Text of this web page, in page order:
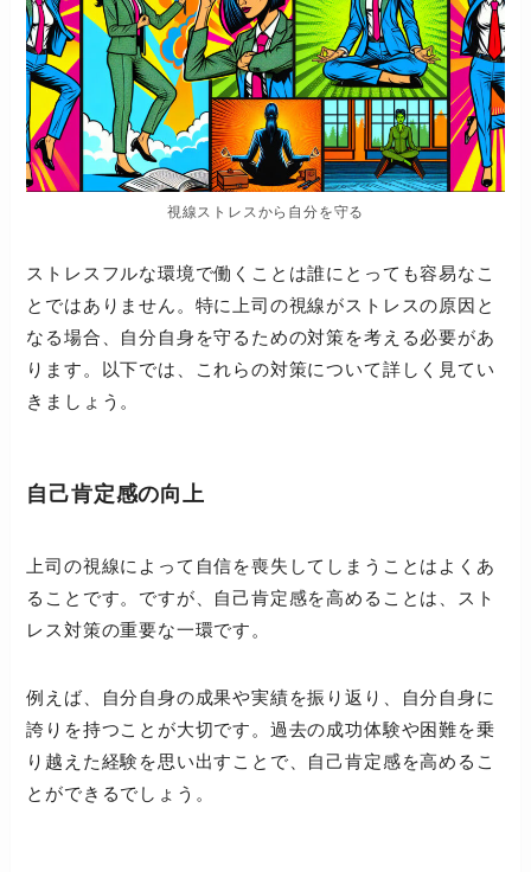
視線ストレスから自分を守る
ストレスフルな環境で働くことは誰にとっても容易なこ
とではありません。特に上司の視線がストレスの原因と
なる場合、自分自身を守るための対策を考える必要があ
ります。以下では、これらの対策について詳しく見てい
きましょう。
自己肯定感の向上
上司の視線によって自信を喪失してしまうことはよくあ
ることです。ですが、自己肯定感を高めることは、スト
レス対策の重要な一環です。
例えば、自分自身の成果や実績を振り返り、自分自身に
誇りを持つことが大切です。過去の成功体験や困難を乗
り越えた経験を思い出すことで、自己肯定感を高めるこ
とができるでしょう。